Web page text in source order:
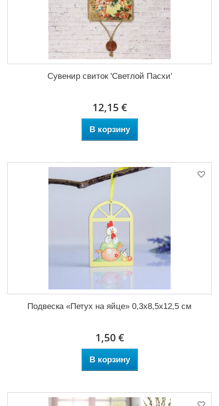
Сувенир свиток 'Светлой Пасхи'
12,15 €
В корзину
Подвеска «Петух на яйце» 0,3x8,5x12,5 см
1,50 €
В корзину